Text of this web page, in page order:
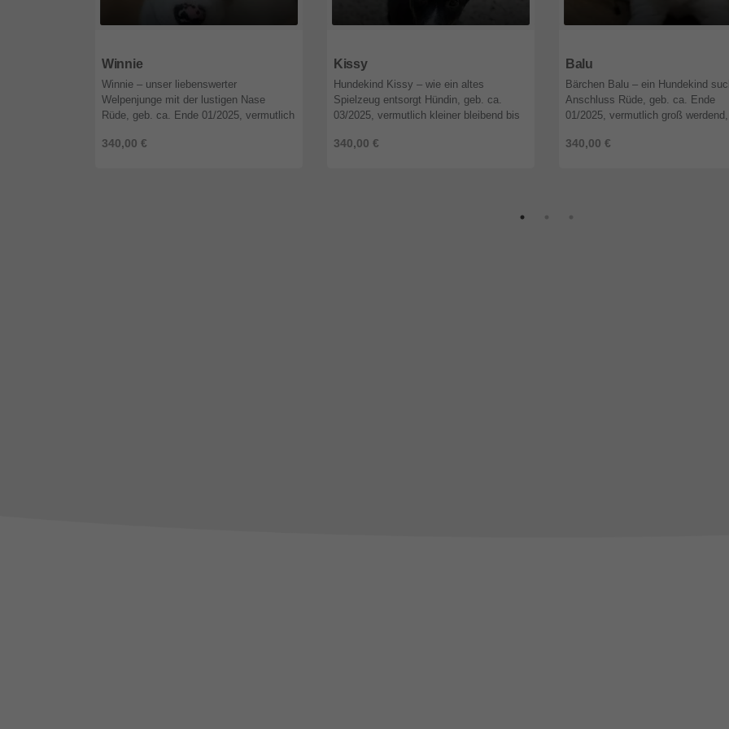
Winnie
340,00 €
Winnie – unser liebenswerter
Welpenjunge mit der lustigen Nase
Rüde, geb. ca. Ende 01/2025, vermutlich
Ausreise Test auf Babesiose, Borreliose,
Kissy
340,00 €
Hundekind Kissy – wie ein altes
Spielzeug entsorgt Hündin, geb. ca.
03/2025, vermutlich kleiner bleibend bis
Ausreise Test auf Babesiose, ...
Balu
340,00 €
Bärchen Balu – ein Hundekind
Anschluss Rüde, geb. ca. Ende
01/2025, vermutlich groß werdend,
Babesiose, Borreliose, Ehrlichiose,